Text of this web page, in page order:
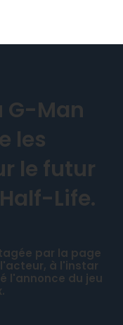
G-Man
les
le futur
Life.
par la page
à l'instar
l'annonce du jeu